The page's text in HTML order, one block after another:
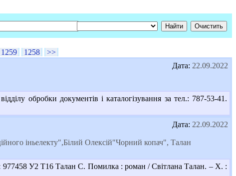
1259 1258
>>
Дата: 22.09.2022
обробки документів і каталогізування за тел.: 787-53-41.
Дата: 22.09.2022
іньелекту",Білий Олексій"Чорний копач", Талан
977458 У2 Т16 Талан С. Помилка : роман / Світлана Талан. – Х. :